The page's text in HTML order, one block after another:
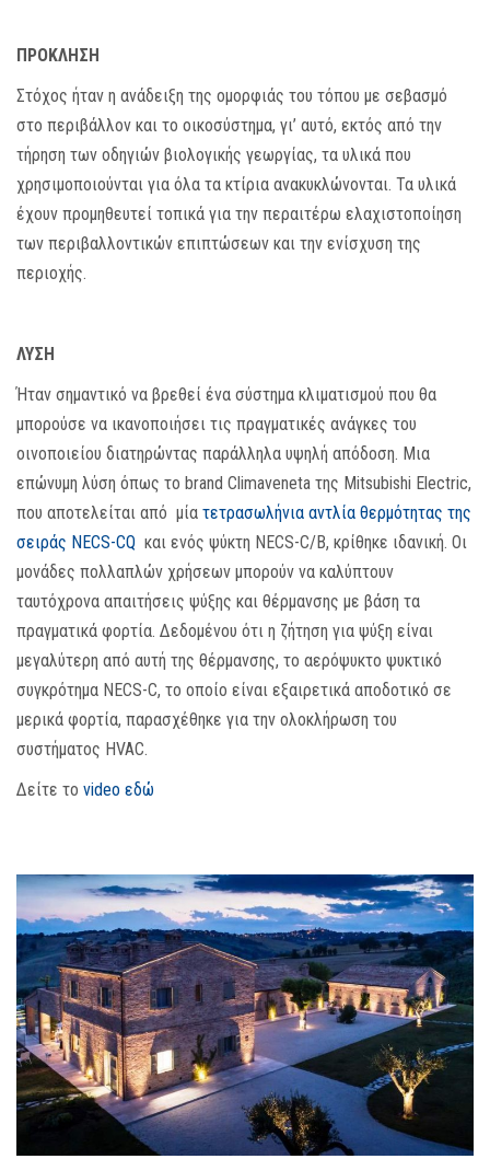
ΠΡΟΚΛΗΣΗ
Στόχος ήταν η ανάδειξη της ομορφιάς του τόπου με σεβασμό
στο περιβάλλον και το οικοσύστημα, γι’ αυτό, εκτός από την
τήρηση των οδηγιών βιολογικής γεωργίας, τα υλικά που
χρησιμοποιούνται για όλα τα κτίρια ανακυκλώνονται. Τα υλικά
έχουν προμηθευτεί τοπικά για την περαιτέρω ελαχιστοποίηση
των περιβαλλοντικών επιπτώσεων και την ενίσχυση της
περιοχής.
ΛΥΣΗ
Ήταν σημαντικό να βρεθεί ένα σύστημα κλιματισμού που θα
μπορούσε να ικανοποιήσει τις πραγματικές ανάγκες του
οινοποιείου διατηρώντας παράλληλα υψηλή απόδοση. Μια
επώνυμη λύση όπως το brand Climaveneta της Mitsubishi Electric,
που αποτελείται από μία τετρασωλήνια αντλία θερμότητας της
σειράς NECS-CQ και ενός ψύκτη NECS-C/B, κρίθηκε ιδανική. Οι
μονάδες πολλαπλών χρήσεων μπορούν να καλύπτουν
ταυτόχρονα απαιτήσεις ψύξης και θέρμανσης με βάση τα
πραγματικά φορτία. Δεδομένου ότι η ζήτηση για ψύξη είναι
μεγαλύτερη από αυτή της θέρμανσης, το αερόψυκτο ψυκτικό
συγκρότημα NECS-C, το οποίο είναι εξαιρετικά αποδοτικό σε
μερικά φορτία, παρασχέθηκε για την ολοκλήρωση του
συστήματος HVAC.
Δείτε το video εδώ